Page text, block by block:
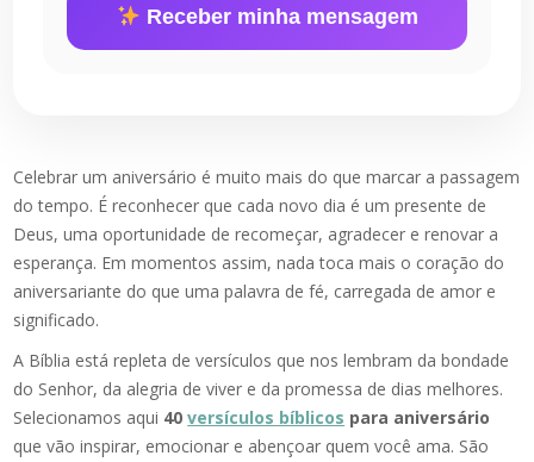
Receber minha mensagem
Celebrar um aniversário é muito mais do que marcar a passagem
do tempo. É reconhecer que cada novo dia é um presente de
Deus, uma oportunidade de recomeçar, agradecer e renovar a
esperança. Em momentos assim, nada toca mais o coração do
aniversariante do que uma palavra de fé, carregada de amor e
significado.
A Bíblia está repleta de versículos que nos lembram da bondade
do Senhor, da alegria de viver e da promessa de dias melhores.
Selecionamos aqui 40versículos bíblicos para aniversário
que vão inspirar, emocionar e abençoar quem você ama. São